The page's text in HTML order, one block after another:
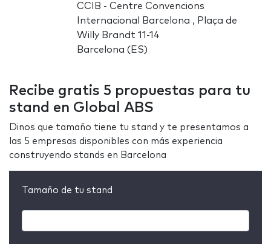
CCIB - Centre Convencions
Internacional Barcelona , Plaça de
Willy Brandt 11-14
Barcelona (ES)
Recibe gratis 5 propuestas para tu
stand en Global ABS
Dinos que tamaño tiene tu stand y te presentamos a
las 5 empresas disponibles con más experiencia
construyendo stands en Barcelona
Tamaño de tu stand